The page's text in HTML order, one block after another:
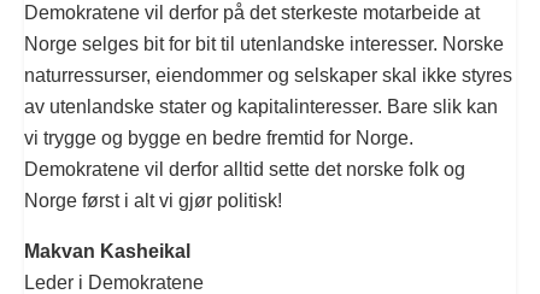
Demokratene vil derfor på det sterkeste motarbeide at
Norge selges bit for bit til utenlandske interesser. Norske
naturressurser, eiendommer og selskaper skal ikke styres
av utenlandske stater og kapitalinteresser. Bare slik kan
vi trygge og bygge en bedre fremtid for Norge.
Demokratene vil derfor alltid sette det norske folk og
Norge først i alt vi gjør politisk!
Makvan Kasheikal
Leder i Demokratene